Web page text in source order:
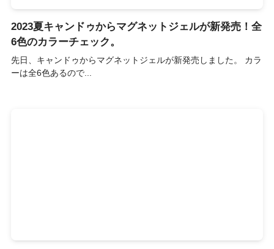
2023夏キャンドゥからマグネットジェルが新発売！全
6色のカラーチェック。
先日、キャンドゥからマグネットジェルが新発売しました。 カラ
ーは全6色あるので...